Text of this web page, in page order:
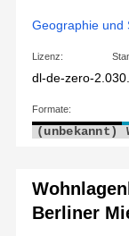
Geographie und
Lizenz:
dl-de-zero-2.0
Formate:
(unbekannt)
Berliner